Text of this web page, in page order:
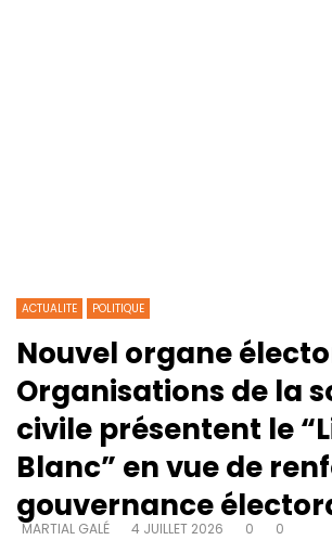
ACTUALITE POLITIQUE
Nouvel organe
Organisations de la
civile présentent le
Blanc” en vue de
gouvernance
MARTIAL GALÉ 4 JUILLET 2026 0 0